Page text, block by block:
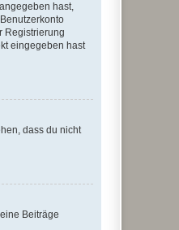
hast,
Registrierung
eingegeben hast
dass du nicht
Beiträge